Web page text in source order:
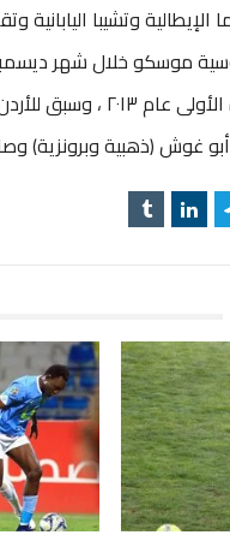
وتشيبا اليابانية
غوش (ذهبية وبرونزية)